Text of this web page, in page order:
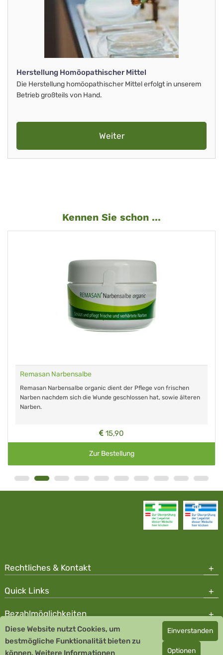
Herstellung Homöopathischer Mittel
Die Herstellung homöopathischer Mittel erfolgt in unserem
Betrieb großteils von Hand.
Weiter
Kennen Sie schon ...
Remasan Narbensalbe
Remasan Narbensalbe organic dient der Pflege von frischen
Narben nachdem sich die Wunde geschlossen hat, sowie älteren
Narben.
15,90
Zur Bestellung
Rechtliches & Kontakt
Quick Links
Bezahlmöglichkeiten
Copyright © 2026 Team Santé Salvator Apotheke - GDP zertifiziert
Remedia Homöopathie GmbH GMP zertifizierter Arzneihersteller
Diese Website nutzt Cookies, um
bestmögliche Funktionalität bieten zu
können. Weitere Informationen
Einverstanden
Optionen